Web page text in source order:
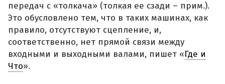
передач с «толкача» (толкая ее сзади – прим.).
Это обусловлено тем, что в таких машинах, как
правило, отсутствуют сцепление, и,
соответственно, нет прямой связи между
входными и выходными валами, пишет «Где и
Что».